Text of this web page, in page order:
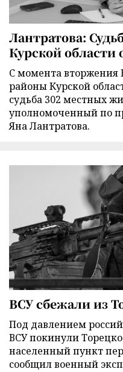
Лантратова:
Курской области
С момента вторжения
районы Курской
судьба 302 местных
уполномоченный по
Яна Лантратова.
ВСУ сбежали из
Под давлением
ВСУ покинули
населенный пункт
сообщил военный